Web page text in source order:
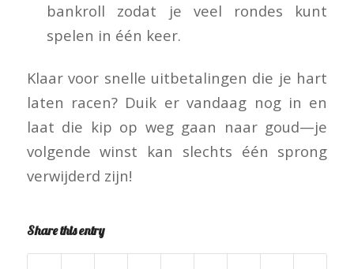
bankroll zodat je veel rondes kunt
spelen in één keer.
Klaar voor snelle uitbetalingen die je hart
laten racen? Duik er vandaag nog in en
laat die kip op weg gaan naar goud—je
volgende winst kan slechts één sprong
verwijderd zijn!
Share this entry